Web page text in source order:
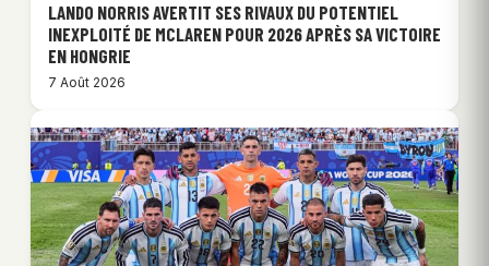
LANDO NORRIS AVERTIT SES RIVAUX DU POTENTIEL
INEXPLOITÉ DE MCLAREN POUR 2026 APRÈS SA VICTOIRE
EN HONGRIE
7 Août 2026